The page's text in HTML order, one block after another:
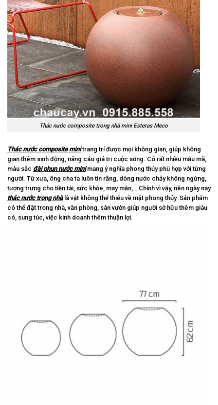
Thác nước composite trong nhà mini Esteras Meco
Thác nước composite minitrang trí được mọi không gian, giúp không
gian thêm sinh động, nâng cáo giá trị cuộc sống. Có rất nhiều mẫu mã,
màu sắc đài phun nước minimang ý nghĩa phong thủy phù hợp với từng
người. Từ xưa, ông cha ta luôn tin rằng, dòng nước chảy không ngừng,
tượng trưng cho tiền tài, sức khỏe, may mắn,… Chính vì vậy, nên ngày nay
thác nước trong nhàlà vật không thể thiếu về mặt phong thủy. Sản phẩm
có thể đặt trong nhà, văn phòng, sân vườn giúp người sở hữu thêm giàu
có, sung túc, việc kinh doanh thêm thuận lợi.